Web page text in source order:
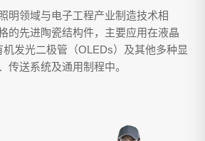
明领域与电子工程产业制造技术相
的先进陶瓷结构件，主要应用在液晶
发光二极管（OLEDs）及其他多种显
传送系统及通用制程中。